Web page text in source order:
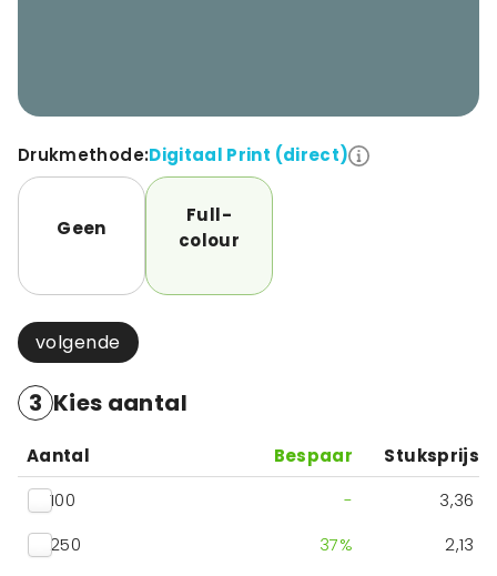
Drukmethode:Digitaal Print (direct)
Geen
Full-
colour
volgende
3 Kies aantal
Aantal Bespaar
Stuksprijs
100
-
3,36
250
37%
2,13